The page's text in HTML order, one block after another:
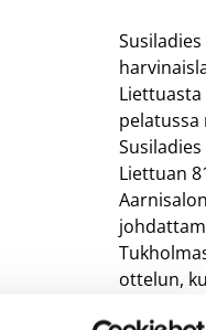
Liettuasta
pelatussa
Liettuan
ottelun,